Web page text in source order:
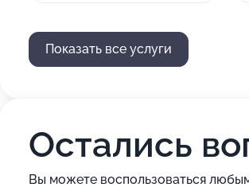
Показать все услуги
Остались
Вы можете воспользоваться